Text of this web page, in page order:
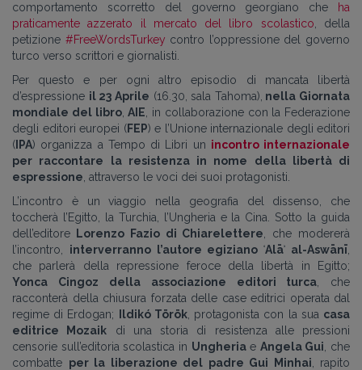
comportamento scorretto del governo georgiano che
ha
praticamente azzerato il mercato del libro scolastico , della
petizione #FreeWordsTurkey contro l’oppressione del governo
turco verso scrittori e giornalisti.
Per questo e per ogni altro episodio di mancata libertà
d’espressione il 23 Aprile (16.30, sala Tahoma), nella Giornata
mondiale del libro,AIE , in collaborazione con la Federazione
degli editori europei (FEP) e l’Unione internazionale degli editori
( IPA) organizza a Tempo di Libri un incontro internazionale
per raccontare la resistenza in nome della libertà di
espressione , attraverso le voci dei suoi protagonisti.
L’incontro è un viaggio nella geografia del dissenso, che
toccherà l’Egitto, la Turchia, l’Ungheria e la Cina. Sotto la guida
dell’editore Lorenzo Fazio di Chiarelettere , che modererà
l’incontro, interverranno l’autore egiziano ʿAlāʾ al-Aswānī
che parlerà della repressione feroce della libertà in Egitto;
Yonca Cingoz
della associazione editori turca , che
racconterà della chiusura forzata delle case editrici operata dal
regime di Erdogan;
Ildikó Török, protagonista con la sua casa
editrice Mozaik di una storia di resistenza alle pressioni
censorie sull’editoria scolastica in Ungheriae Angela Gui , che
combatte per la liberazione del padre Gui Minhai , rapito